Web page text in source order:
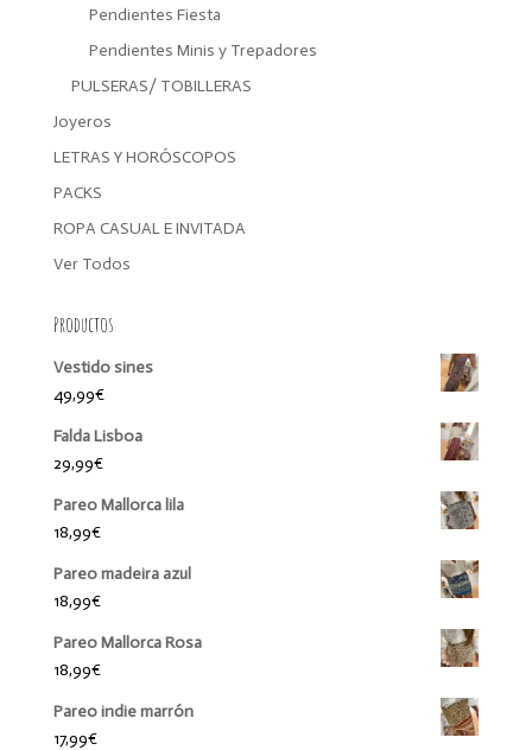
Pendientes Fiesta
Pendientes Minis y Trepadores
PULSERAS/ TOBILLERAS
Joyeros
LETRAS Y HORÓSCOPOS
PACKS
ROPA CASUAL E INVITADA
Ver Todos
Productos
Vestido sines
49,99€
Falda Lisboa
29,99€
Pareo Mallorca lila
18,99€
Pareo madeira azul
18,99€
Pareo Mallorca Rosa
18,99€
Pareo indie marrón
17,99€